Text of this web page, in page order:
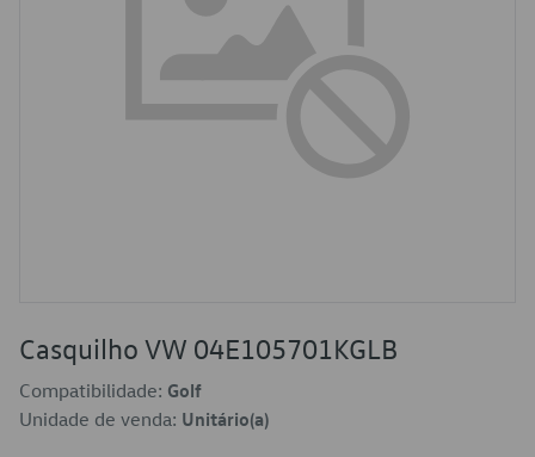
Casquilho VW 04E105701KGLB
Compatibilidade: Golf
Unidade de venda: Unitário(a)